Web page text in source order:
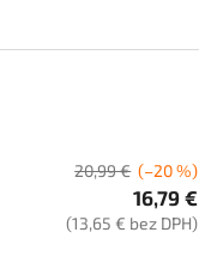
20,99 € (–20 %)
16,79 €
(13,65 € bez DPH)